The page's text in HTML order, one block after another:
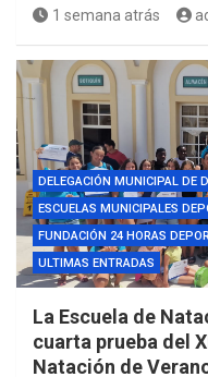
1 semana atrás
DELEGACIÓN MUNICIPAL DE
ESCUELAS MUNICIPALES
FUNDACIÓN 24 HORAS
ULTIMAS ENTRADAS
La Escuela de
cuarta prueba del
Natación de